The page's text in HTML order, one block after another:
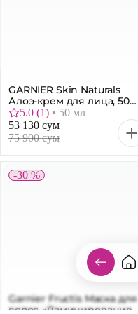
GARNIER Skin Naturals
Алоэ-крем для лица, 50
мл5.0 (1) • 50 мл
53 130 сум
75 900 сум
-30 %
Garnier Fructis Маска для
волос «Ламинирование и